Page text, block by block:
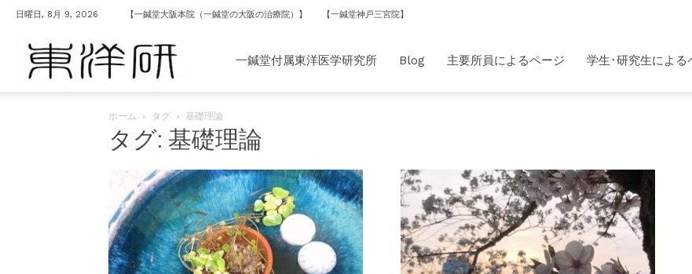
日曜日, 8月 9, 2026 【一鍼堂大阪本院（一鍼堂の大阪の治療院）】 【一鍼堂神戸三宮院】
鍼
堂
付
一鍼堂付属東洋医学研究所 Blog 主要所員によるページ 学生･研究生による
ホーム タグ 基礎理論
タグ: 基礎理論